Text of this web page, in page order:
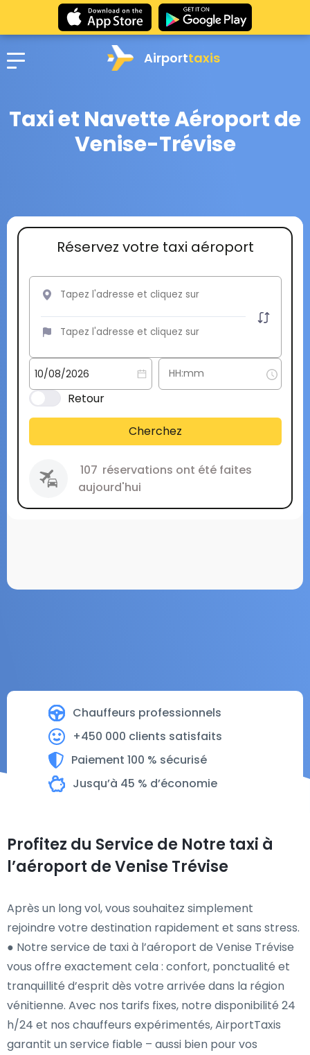
Airporttaxis
Taxi et Navette Aéroport de
Venise-Trévise
Chauffeurs professionnels
+450 000 clients satisfaits
Paiement 100 % sécurisé
Jusqu’à 45 % d’économie
Réservez votre taxi aéroport
Retour
Cherchez
107 réservations ont été faites
aujourd'hui
Profitez du Service de Notre taxi à
l’aéroport de Venise Trévise
Après un long vol, vous souhaitez simplement
rejoindre votre destination rapidement et sans stress.
● Notre service de taxi à l’aéroport de Venise Trévise
vous offre exactement cela : confort, ponctualité et
tranquillité d’esprit dès votre arrivée dans la région
vénitienne. Avec nos tarifs fixes, notre disponibilité 24
h/24 et nos chauffeurs expérimentés, AirportTaxis
garantit un service fiable – aussi bien pour vos